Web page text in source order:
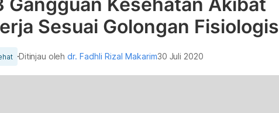
Sesuai Golongan Fisiologis
Ditinjau olehdr. Fadhli Rizal Makarim30 Juli 2020